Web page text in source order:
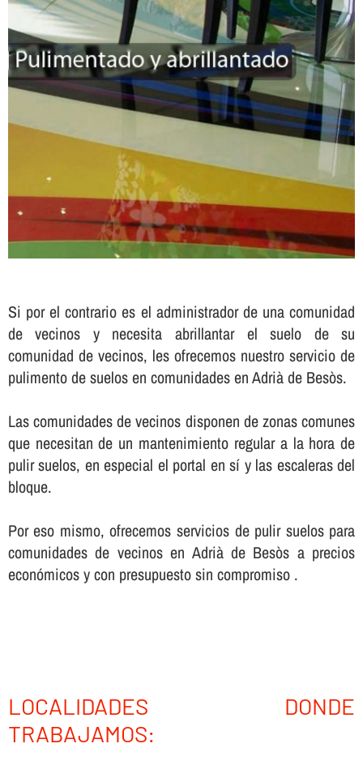
Si por el contrario es el administrador de una comunidad
de vecinos y necesita abrillantar el suelo de su
comunidad de vecinos, les ofrecemos nuestro servicio de
pulimento de suelos en comunidades en Adrià de Besòs.
Las comunidades de vecinos disponen de zonas comunes
que necesitan de un mantenimiento regular a la hora de
pulir suelos, en especial el portal en sí­ y las escaleras del
bloque.
Por eso mismo, ofrecemos servicios de pulir suelos para
comunidades de vecinos en Adrià de Besòs a precios
económicos y con presupuesto sin compromiso .
LOCALIDADES DONDE
TRABAJAMOS: